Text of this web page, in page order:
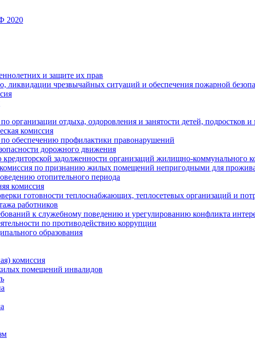
2020
и защите их прав
ликвидации чрезвычайных ситуаций и обеспечения пожарной
организации отдыха, оздоровления и занятости детей, подростков
комиссия
обеспечению профилактики правонарушений
дорожного движения
задолженности организаций жилищно-коммунального
по признанию жилых помещений непригодными для
отопительного периода
комиссия
готовности теплоснабжающих, теплосетевых организаций и
работников
к служебному поведению и урегулированию конфликта
по противодействию коррупции
образования
комиссия
помещений инвалидов